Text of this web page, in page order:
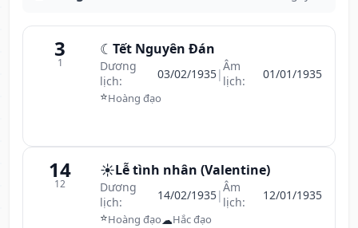
3
1
☾ Tết Nguyên Đán
Dương
lịch:
03/02/1935|Âm
lịch:
01/01/1935
⭐Hoàng đạo
14
12
☀️Lễ tình nhân (Valentine)
Dương
lịch:
14/02/1935|Âm
lịch:
12/01/1935
⭐Hoàng đạo☁Hắc đạo